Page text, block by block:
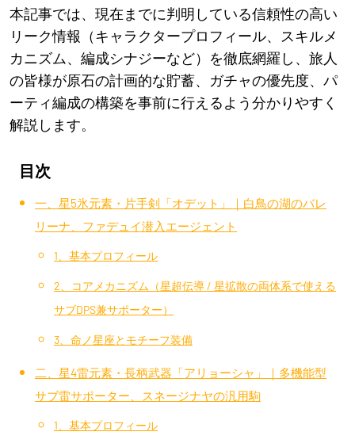
本記事では、現在までに判明している信頼性の高い
リーク情報（キャラクタープロフィール、スキルメ
カニズム、編成シナジーなど）を徹底網羅し、旅人
の皆様が原石の計画的な貯蓄、ガチャの優先度、パ
ーティ編成の構築を事前に行えるよう分かりやすく
解説します。
目次
一、星5氷元素・片手剣「オデット」｜白鳥の湖のバレ
リーナ、ファデュイ潜入エージェント
1、基本プロフィール
2、コアメカニズム（星超伝導 / 星拡散の両体系で使える
サブDPS兼サポーター）
3、命ノ星座とモチーフ装備
二、星4雷元素・長柄武器「アリョーシャ」｜多機能型
サブ雷サポーター、スネージナヤの汎用駒
1、基本プロフィール